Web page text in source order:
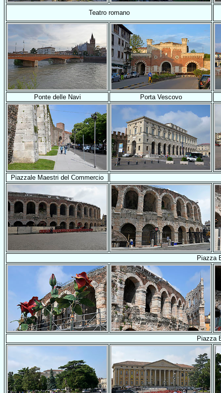
Teatro romano
Ponte delle Navi Porta Vescovo
Piazzale Maestri del Commercio
Piazza
Piazza